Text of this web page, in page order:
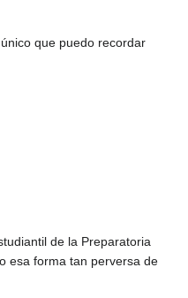
que puedo recordar
de la Preparatoria
esa forma tan perversa de